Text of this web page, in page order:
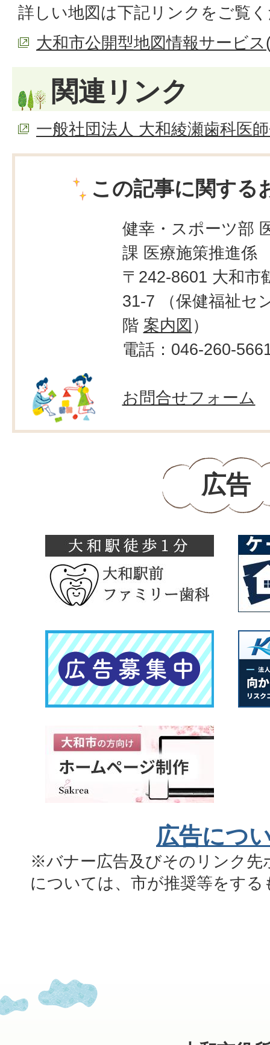
詳しい地図は下記リンクをご覧
大和市公開型地図情報サービ
関連リンク
一般社団法人 大和綾瀬歯科医
この記事に関する
健幸・スポーツ部
課 医療施策推進係
〒242-8601 大和市
31-7 （保健福祉セ
階 案内図 ）
電話：046-260-
お問合せフォーム
広告
広告につ
※バナー広告及びそのリンク先
については、市が推奨等をす